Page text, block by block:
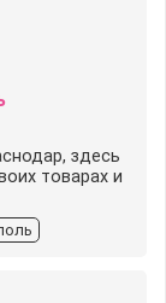
здесь
товарах и